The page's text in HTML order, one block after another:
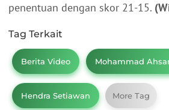
penentuan dengan skor 21-15.
Tag Terkait
Berita Video Mohammad
Hendra Setiawan More Tag